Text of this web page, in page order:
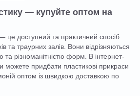
— купуйте оптом на
це доступний та практичний спосіб
та траурних залів. Вони відрізняються
та різноманітністю форм. В інтернет-
можете придбати пластикові прикраси
оптом із швидкою доставкою по